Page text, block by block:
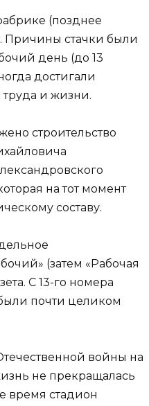
(позднее
Причины стачки были
день (до 13
достигали
и жизни.
строительство
на тот момент
составу.
(затем «Рабочая
С 13-го номера
почти целиком
войны на
не прекращалась
время стадион